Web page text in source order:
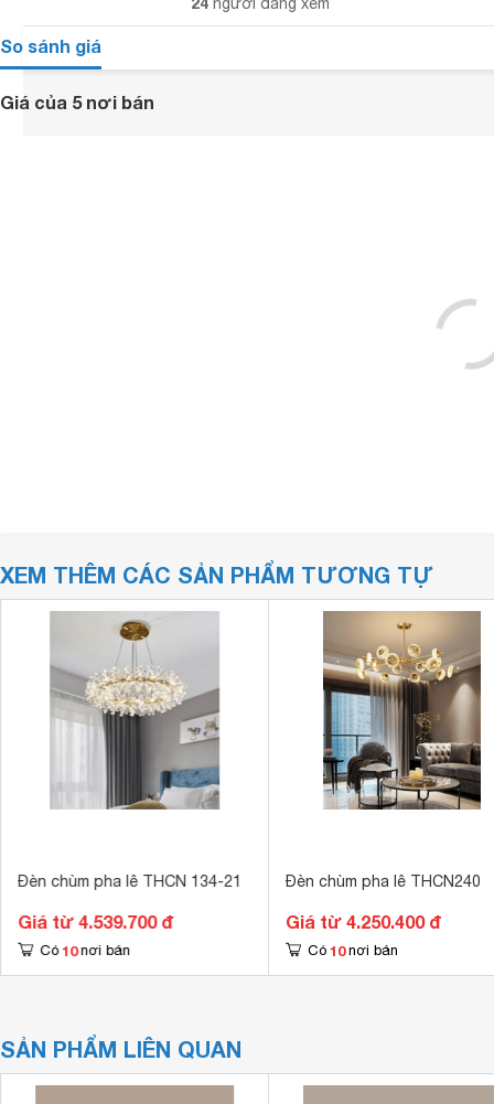
So sánh giá
Giá của 5 nơi bán
XEM THÊM CÁC SẢN PHẨM TƯƠNG TỰ
Đèn chùm pha lê THCN 134-21
Giá từ 4.539.700 đ
Có 10 nơi bán
Đèn chùm pha lê THCN240
Giá từ 4.250.400 đ
Có 10 nơi bán
SẢN PHẨM LIÊN QUAN